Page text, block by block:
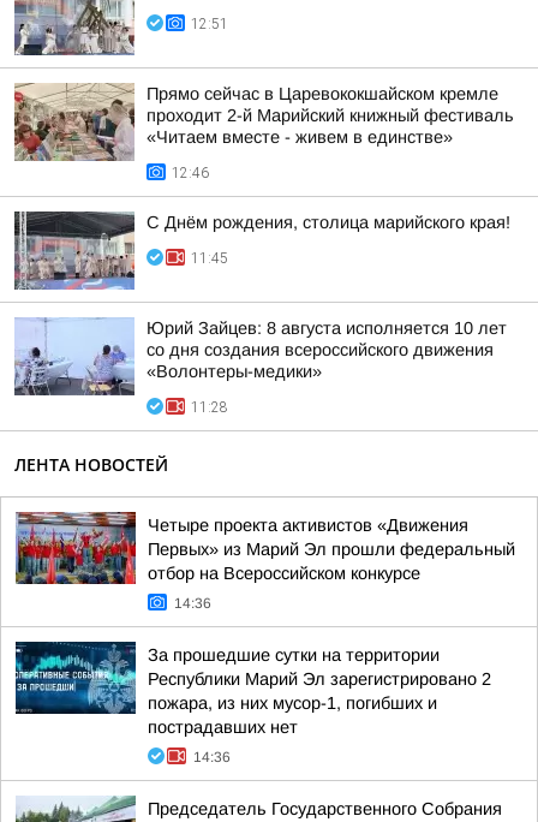
12:51
Прямо сейчас в Царевококшайском кремле
проходит 2-й Марийский книжный фестиваль
«Читаем вместе - живем в единстве»
12:46
С Днём рождения, столица марийского края!
11:45
Юрий Зайцев: 8 августа исполняется 10 лет
со дня создания всероссийского движения
«Волонтеры-медики»
11:28
ЛЕНТА НОВОСТЕЙ
Четыре проекта активистов «Движения
Первых» из Марий Эл прошли федеральный
отбор на Всероссийском конкурсе
14:36
За прошедшие сутки на территории
Республики Марий Эл зарегистрировано 2
пожара, из них мусор-1, погибших и
пострадавших нет
14:36
Председатель Государственного Собрания